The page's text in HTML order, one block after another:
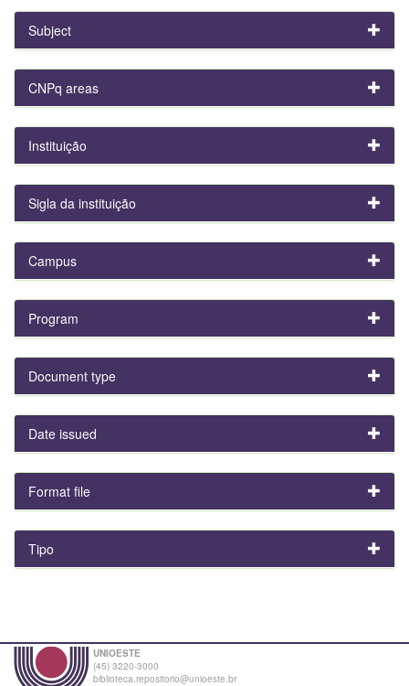
Subject
CNPq areas
Instituição
Sigla da instituição
Campus
Program
Document type
Date issued
Format file
Tipo
UNIOESTE
(45) 3220-3000
biblioteca.repositorio@unioeste.br